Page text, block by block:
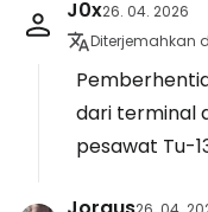
J0x26. 04. 2026
Diterjemahkan
dari terminal
pesawat Tu-